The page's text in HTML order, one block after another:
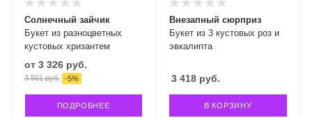
Букет из разноцветных
кустовых хризантем
Солнечный зайчик
от 3 326 руб.
3 501 руб. -5%
ПОДРОБНЕЕ
Букет из 3 кустовых роз и
эвкалипта
Внезапный сюрприз
3 418руб.
В КОРЗИНУ